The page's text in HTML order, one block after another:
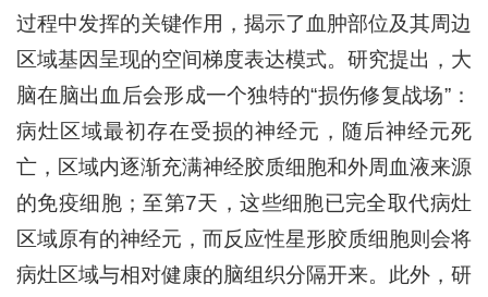
过程中发挥的关键作用，揭示了血肿部位及其周边
区域基因呈现的空间梯度表达模式。研究提出，大
脑在脑出血后会形成一个独特的“损伤修复战场”：
病灶区域最初存在受损的神经元，随后神经元死
亡，区域内逐渐充满神经胶质细胞和外周血液来源
的免疫细胞；至第7天，这些细胞已完全取代病灶
区域原有的神经元，而反应性星形胶质细胞则会将
病灶区域与相对健康的脑组织分隔开来。此外，研